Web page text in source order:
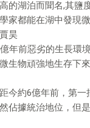
的湖泊而聞名,其鹽
都能在湖中發現微
昊
年前惡劣的生長環
生物頑強地生存下
今約6億年前，第
佔據統治地位，但